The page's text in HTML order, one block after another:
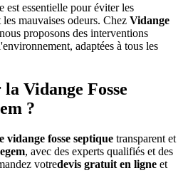
est essentielle pour éviter les
mauvaises odeurs. Chez Vidange
proposons des interventions
adaptées à tous les
Vidange Fosse
?
vidange fosse septique transparent et
, avec des experts qualifiés et des
votredevis gratuit en ligne et